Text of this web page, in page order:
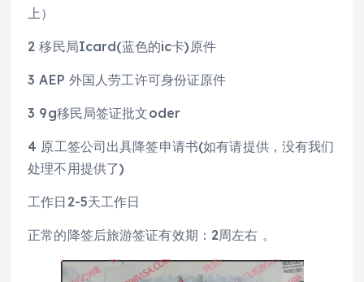
上）
2 移民局Icard(蓝色的ic卡)原件
3 AEP 外国人劳工许可身份证原件
3 9g移民局签证批文oder
4 原工签公司出具降签申请书(如有请提供，没有我们
处理不用提供了)
工作日2-5天工作日
正常的降签后旅游签证有效期：2周左右 。